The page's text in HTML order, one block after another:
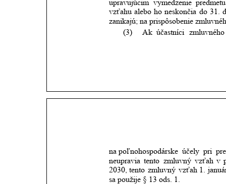
upravujúcim vymedzenie predmetu
vzťahu alebo ho neskončia do 31.
zanikajú; na prispôsobenie
(3)
Ak účastníci zmluvného
na poľnohospodárske účely pri
neupravia tento zmluvný vzťah v
2030, tento zmluvný vzťah 1.
sa použije § 13 ods. 1.